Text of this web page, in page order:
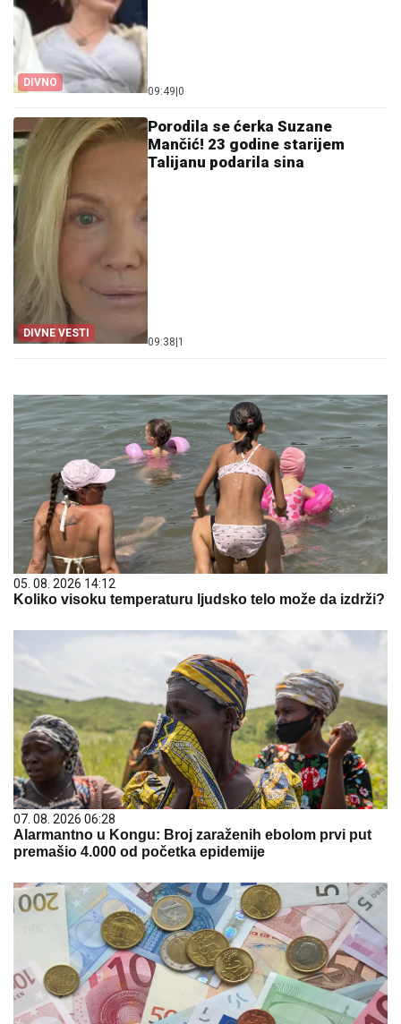
DIVNO
09:49|0
DIVNE VESTI
Porodila se ćerka Suzane
Mančić! 23 godine starijem
Talijanu podarila sina
09:38|1
05. 08. 2026 14:12
Koliko visoku temperaturu ljudsko telo može da izdrži?
07. 08. 2026 06:28
Alarmantno u Kongu: Broj zaraženih ebolom prvi put
premašio 4.000 od početka epidemije